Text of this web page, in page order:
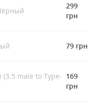
299
грн
79 грн
(3.5 male to Type- 169
грн